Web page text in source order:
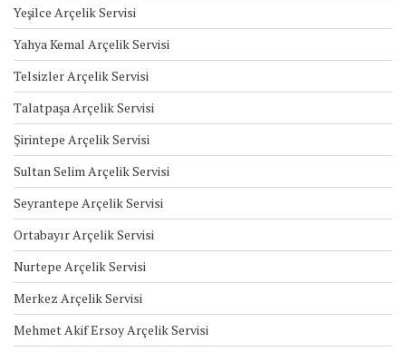
Yeşilce Arçelik Servisi
Yahya Kemal Arçelik Servisi
Telsizler Arçelik Servisi
Talatpaşa Arçelik Servisi
Şirintepe Arçelik Servisi
Sultan Selim Arçelik Servisi
Seyrantepe Arçelik Servisi
Ortabayır Arçelik Servisi
Nurtepe Arçelik Servisi
Merkez Arçelik Servisi
Mehmet Akif Ersoy Arçelik Servisi